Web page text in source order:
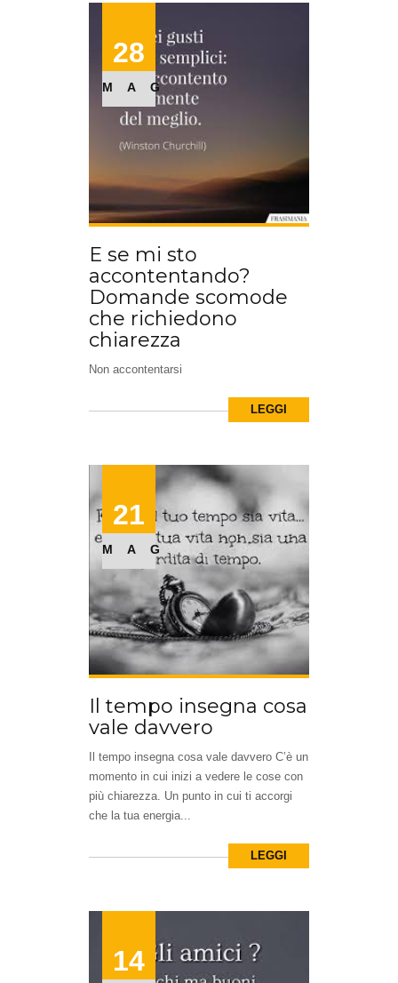
28
MAG
E se mi sto
accontentando?
Domande scomode
che richiedono
chiarezza
Non accontentarsi
LEGGI
21
MAG
Il tempo insegna cosa
vale davvero
Il tempo insegna cosa vale davvero C’è un
momento in cui inizi a vedere le cose con
più chiarezza. Un punto in cui ti accorgi
che la tua energia...
LEGGI
14